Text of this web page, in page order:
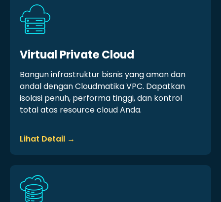
Virtual Private Cloud
Bangun infrastruktur bisnis yang aman dan
andal dengan Cloudmatika VPC. Dapatkan
isolasi penuh, performa tinggi, dan kontrol
total atas resource cloud Anda.
Lihat Detail →